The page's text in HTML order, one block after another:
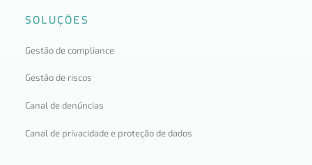
SOLUÇÕES
Gestão de compliance
Gestão de riscos
Canal de denúncias
Canal de privacidade e proteção de dados